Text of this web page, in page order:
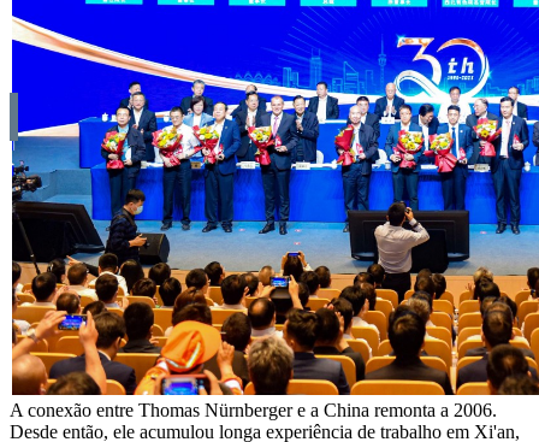
A conexão entre Thomas Nürnberger e a China remonta a 2006.
Desde então, ele acumulou longa experiência de trabalho em Xi'an,